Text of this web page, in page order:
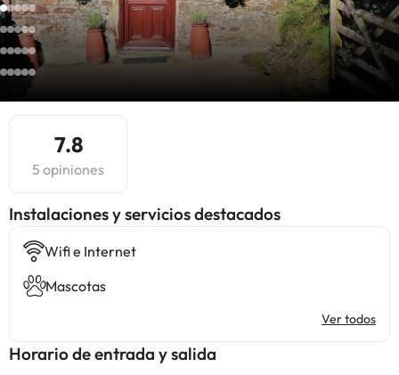
7.8
5 opiniones
Instalaciones y servicios destacados
Wifi e Internet
Mascotas
Ver todos
Horario de entrada y salida